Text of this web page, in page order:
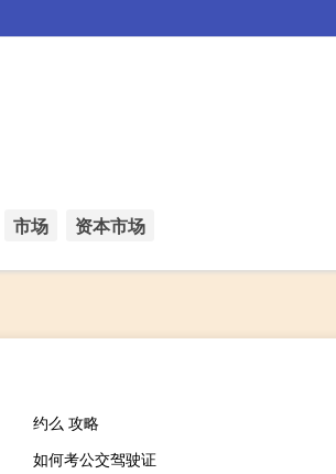
市场 资本市场
约么 攻略
如何考公交驾驶证